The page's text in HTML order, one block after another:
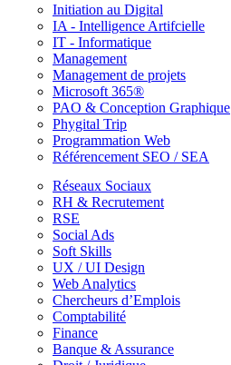
Initiation au Digital
IA - Intelligence Artifcielle
IT - Informatique
Management
Management de projets
Microsoft 365®
PAO & Conception Graphique
Phygital Trip
Programmation Web
Référencement SEO / SEA
Réseaux Sociaux
RH & Recrutement
RSE
Social Ads
Soft Skills
UX / UI Design
Web Analytics
Chercheurs d’Emplois
Comptabilité
Finance
Banque & Assurance